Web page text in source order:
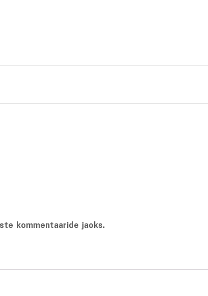
kommentaaride jaoks.